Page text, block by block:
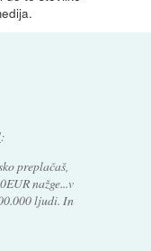
:
preplačaš,
nažge...v
ljudi. In